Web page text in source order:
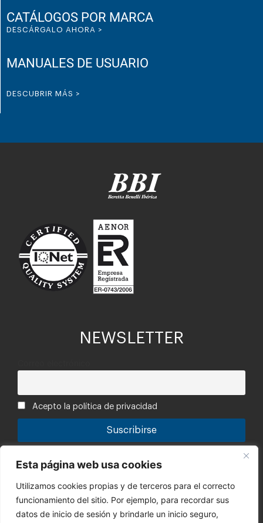
Esta página web usa cookies
Utilizamos cookies propias y de terceros para el correcto
funcionamiento del sitio. Por ejemplo, para recordar sus
datos de inicio de sesión y brindarle un inicio seguro,
CATÁLOGOS POR MARCA
DESCÁRGALO AHORA >
MANUALES DE USUARIO
DESCUBRIR MÁS >
NEWSLETTER
Acepto la política de privacidad
Tu información está segura con nosotros. Puedes leer la
política de privacidad.
Canal de denuncias
Código Ético